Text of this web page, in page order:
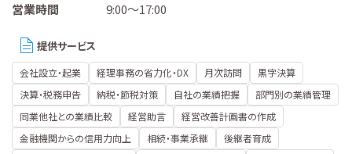
営業時間
9:00～17:00
提供サービス
会社設立・起業 経理事務の省力化・DX 月次訪問
黒字決算
決算・税務申告
納税・節税対策 自社の業績把握
部門別の業績管理
同業他社との業績比較
経営助言
経営改善計画書の作成
金融機関からの信用力向上
相続・事業承継
後継者育成